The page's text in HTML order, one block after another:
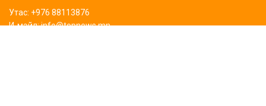
Утас: +976 88113876
И-мэйл: info@topnews.mn